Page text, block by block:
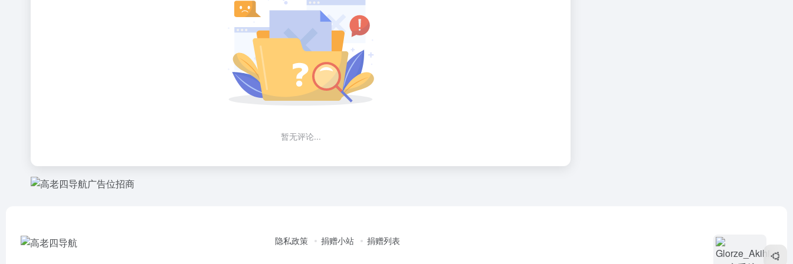
暂无评论...
隐私政策 捐赠小站 捐赠列表